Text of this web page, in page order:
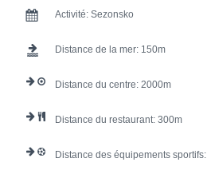
Activité: Sezonsko
Distance de la mer: 150
Distance du centre: 2000
Distance du restaurant: 300
Distance des équipements sportifs: